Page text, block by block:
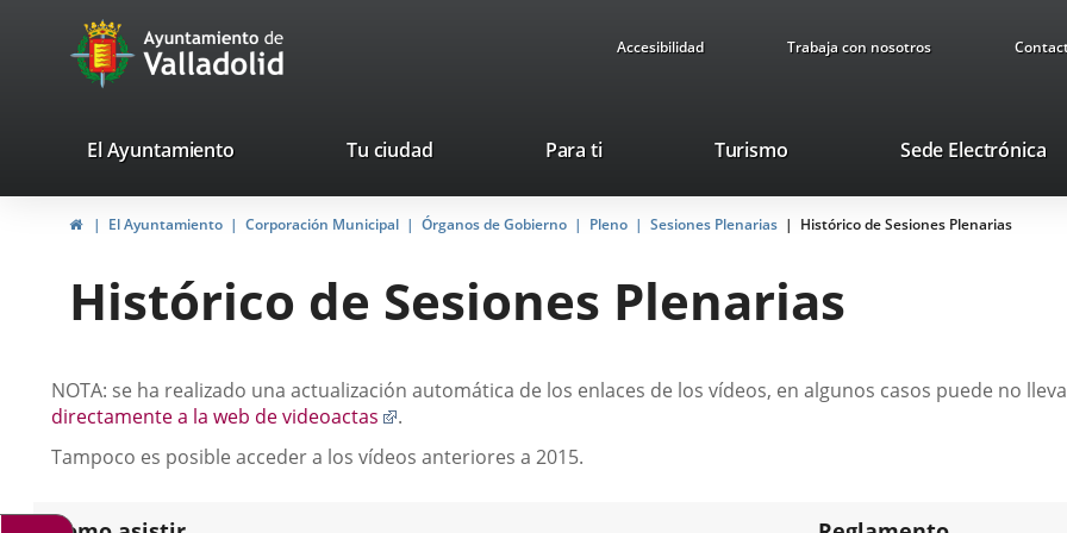
Portal
Web
Ayuntamiento
de
Accesibilidad Trabaja con nosotros
valladolid.es
El Ayuntamiento Tu ciudad Para ti TurismoEste
se
abrirá
una
ventana
Sede Electrónica
InicioEl Ayuntamiento Corporación Municipal Órganos de Gobierno Pleno Sesiones Plenarias Histórico de Sesiones Plenarias
Histórico de Sesiones Plenarias
Descripción
NOTA: se ha realizado una actualización automática de los enlaces de los vídeos, en algunos casos puede no
directamente a la web de videoactas
Enlace
una
.
Tampoco es posible acceder a los vídeos anteriores a 2015.